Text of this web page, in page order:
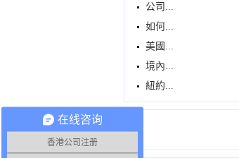
公司...
如何...
美國...
境內...
紐約...
在线咨询
香港公司注册